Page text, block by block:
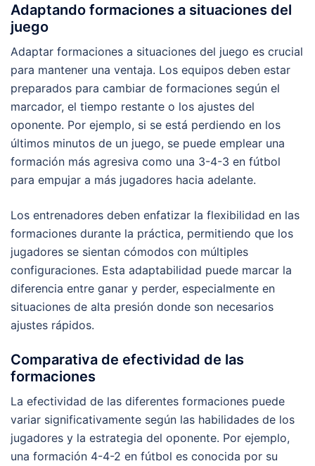
Adaptando formaciones a situaciones del
juego
Adaptar formaciones a situaciones del juego es crucial
para mantener una ventaja. Los equipos deben estar
preparados para cambiar de formaciones según el
marcador, el tiempo restante o los ajustes del
oponente. Por ejemplo, si se está perdiendo en los
últimos minutos de un juego, se puede emplear una
formación más agresiva como una 3-4-3 en fútbol
para empujar a más jugadores hacia adelante.
Los entrenadores deben enfatizar la flexibilidad en las
formaciones durante la práctica, permitiendo que los
jugadores se sientan cómodos con múltiples
configuraciones. Esta adaptabilidad puede marcar la
diferencia entre ganar y perder, especialmente en
situaciones de alta presión donde son necesarios
ajustes rápidos.
Comparativa de efectividad de las
formaciones
La efectividad de las diferentes formaciones puede
variar significativamente según las habilidades de los
jugadores y la estrategia del oponente. Por ejemplo,
una formación 4-4-2 en fútbol es conocida por su